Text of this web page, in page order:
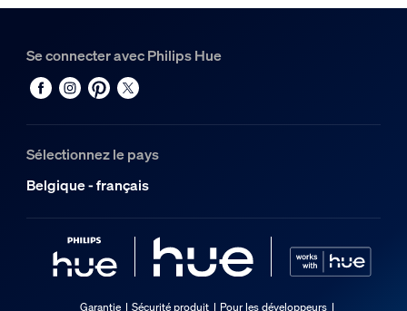
Se connecter avec Philips Hue
Sélectionnez le pays
Belgique - français
Garantie Sécurité produit Pour les développeurs